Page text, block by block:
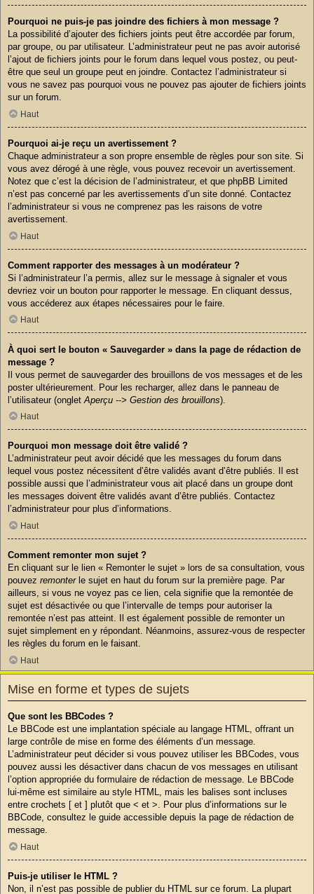
Pourquoi ne puis-je pas joindre des fichiers à mon message ?
La possibilité d’ajouter des fichiers joints peut être accordée par forum,
par groupe, ou par utilisateur. L’administrateur peut ne pas avoir autorisé
l’ajout de fichiers joints pour le forum dans lequel vous postez, ou peut-
être que seul un groupe peut en joindre. Contactez l’administrateur si
vous ne savez pas pourquoi vous ne pouvez pas ajouter de fichiers joints
sur un forum.
Haut
Pourquoi ai-je reçu un avertissement ?
Chaque administrateur a son propre ensemble de règles pour son site. Si
vous avez dérogé à une règle, vous pouvez recevoir un avertissement.
Notez que c’est la décision de l’administrateur, et que phpBB Limited
n’est pas concerné par les avertissements d’un site donné. Contactez
l’administrateur si vous ne comprenez pas les raisons de votre
avertissement.
Haut
Comment rapporter des messages à un modérateur ?
Si l’administrateur l’a permis, allez sur le message à signaler et vous
devriez voir un bouton pour rapporter le message. En cliquant dessus,
vous accéderez aux étapes nécessaires pour le faire.
Haut
À quoi sert le bouton « Sauvegarder » dans la page de rédaction de
message ?
Il vous permet de sauvegarder des brouillons de vos messages et de les
poster ultérieurement. Pour les recharger, allez dans le panneau de
l’utilisateur (onglet Aperçu --> Gestion des brouillons).
Haut
Pourquoi mon message doit être validé ?
L’administrateur peut avoir décidé que les messages du forum dans
lequel vous postez nécessitent d’être validés avant d’être publiés. Il est
possible aussi que l’administrateur vous ait placé dans un groupe dont
les messages doivent être validés avant d’être publiés. Contactez
l’administrateur pour plus d’informations.
Haut
Comment remonter mon sujet ?
En cliquant sur le lien « Remonter le sujet » lors de sa consultation, vous
pouvez remonterle sujet en haut du forum sur la première page. Par
ailleurs, si vous ne voyez pas ce lien, cela signifie que la remontée de
sujet est désactivée ou que l’intervalle de temps pour autoriser la
remontée n’est pas atteint. Il est également possible de remonter un
sujet simplement en y répondant. Néanmoins, assurez-vous de respecter
les règles du forum en le faisant.
Haut
Mise en forme et types de sujets
Que sont les BBCodes ?
Le BBCode est une implantation spéciale au langage HTML, offrant un
large contrôle de mise en forme des éléments d’un message.
L’administrateur peut décider si vous pouvez utiliser les BBCodes, vous
pouvez aussi les désactiver dans chacun de vos messages en utilisant
l’option appropriée du formulaire de rédaction de message. Le BBCode
lui-même est similaire au style HTML, mais les balises sont incluses
entre crochets [ et ] plutôt que < et >. Pour plus d’informations sur le
BBCode, consultez le guide accessible depuis la page de rédaction de
message.
Haut
Puis-je utiliser le HTML ?
Non, il n’est pas possible de publier du HTML sur ce forum. La plupart